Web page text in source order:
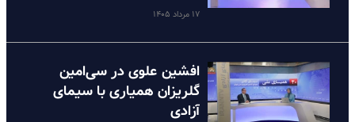
۱۷ مرداد ۱۴۰۵
افشین علوی در سی‌امین
گلریزان همیاری با سیمای
آزادی